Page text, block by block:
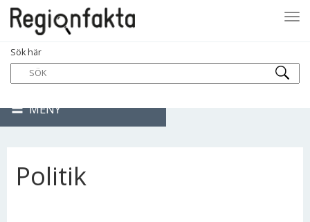
Sök här
MENY
Politik